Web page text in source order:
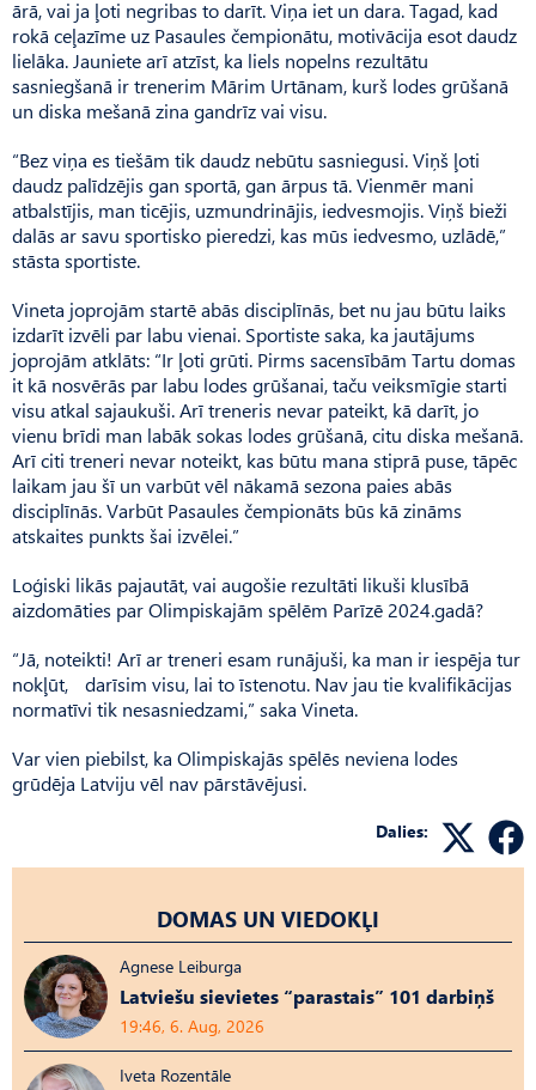
ārā, vai ja ļoti negribas to darīt. Viņa iet un dara. Tagad, kad
rokā ceļazīme uz Pasaules čempionātu, motivācija esot daudz
lielāka. Jauniete arī atzīst, ka liels nopelns rezultātu
sasniegšanā ir trenerim Mārim Urtānam, kurš lodes grūšanā
un diska mešanā zina gandrīz vai visu.
“Bez viņa es tiešām tik daudz nebūtu sasniegusi. Viņš ļoti
daudz palīdzējis gan sportā, gan ārpus tā. Vienmēr mani
atbalstījis, man ticējis, uzmundrinājis, iedvesmojis. Viņš bieži
dalās ar savu sportisko pieredzi, kas mūs iedvesmo, uzlādē,”
stāsta sportiste.
Vineta joprojām startē abās disciplīnās, bet nu jau būtu laiks
izdarīt izvēli par labu vienai. Sportiste saka, ka jautājums
joprojām atklāts: “Ir ļoti grūti. Pirms sacensībām Tartu domas
it kā nosvērās par labu lodes grūšanai, taču veiksmīgie starti
visu atkal sajaukuši. Arī treneris nevar pateikt, kā darīt, jo
vienu brīdi man labāk sokas lodes grūšanā, citu diska mešanā.
Arī citi treneri nevar noteikt, kas būtu mana stiprā puse, tāpēc
laikam jau šī un varbūt vēl nākamā sezona paies abās
disciplīnās. Varbūt Pasaules čempionāts būs kā zināms
atskaites punkts šai izvēlei.”
Loģiski likās pajautāt, vai augošie rezultāti likuši klusībā
aizdomāties par Olimpiskajām spēlēm Parīzē 2024.gadā?
“Jā, noteikti! Arī ar treneri esam runājuši, ka man ir iespēja tur
nokļūt, darīsim visu, lai to īstenotu. Nav jau tie kvalifikācijas
normatīvi tik nesasniedzami,” saka Vineta.
Var vien piebilst, ka Olim­pis­kajās spēlēs neviena lodes
grūdēja Latviju vēl nav pārstāvējusi.
Dalies:
DOMAS UN VIEDOKĻI
Agnese Leiburga
Latviešu sievietes “parastais” 101 darbiņš
19:46, 6. Aug, 2026
Iveta Rozentāle